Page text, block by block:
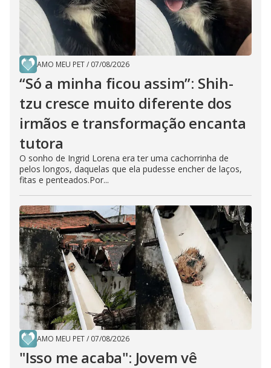
AMO MEU PET/ 07/08/2026
“Só a minha ficou assim”: Shih-
tzu cresce muito diferente dos
irmãos e transformação encanta
tutora
O sonho de Ingrid Lorena era ter uma cachorrinha de
pelos longos, daquelas que ela pudesse encher de laços,
fitas e penteados.Por...
AMO MEU PET/ 07/08/2026
"Isso me acaba": Jovem vê